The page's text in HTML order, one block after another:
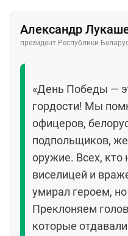
Александр
президент Республики
«День Победы —
гордости! Мы
офицеров,
подпольщиков,
оружие. Всех,
виселицей и
умирал героем,
Преклоняем
которые